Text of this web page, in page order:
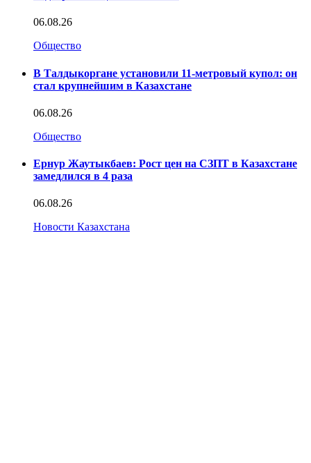
06.08.26
Общество
В Талдыкоргане установили 11-метровый купол: он
стал крупнейшим в Казахстане
06.08.26
Общество
Ернур Жаутыкбаев: Рост цен на СЗПТ в Казахстане
замедлился в 4 раза
06.08.26
Новости Казахстана